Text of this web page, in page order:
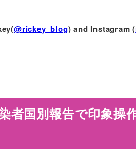
@rickey_blog) and Instagram (
者国別報告で印象操